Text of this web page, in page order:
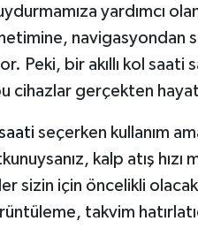
yardımcı
navigasyondan
Peki, bir akıllı kol saati
cihazlar gerçekten
seçerken kullanım
kalp atış
sizin için öncelikli
takvim